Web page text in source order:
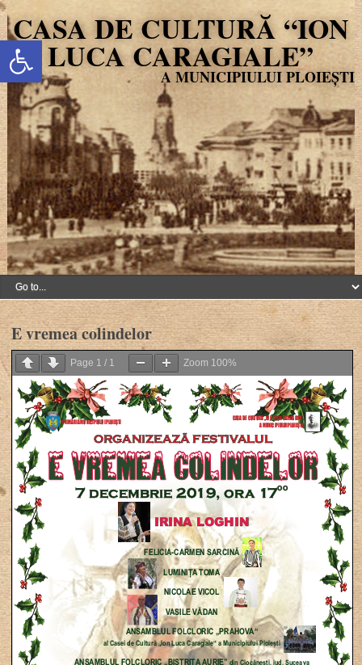
Deschide bara de unelte
CASA DE CULTURĂ “ION
LUCA CARAGIALE”
E vremea colindelor
Page 1 / 1 Zoom 100%